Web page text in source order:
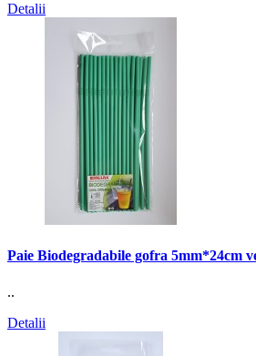
Detalii
Paie Biodegradabile gofra 5mm*24cm
..
Detalii